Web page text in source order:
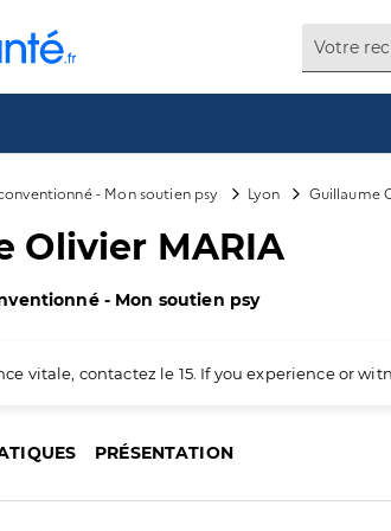
- Mon soutien psy Lyon Guillaume
Olivier MARIA
- Mon soutien psy
vitale, contactez le 15. If you experience or
PRÉSENTATION